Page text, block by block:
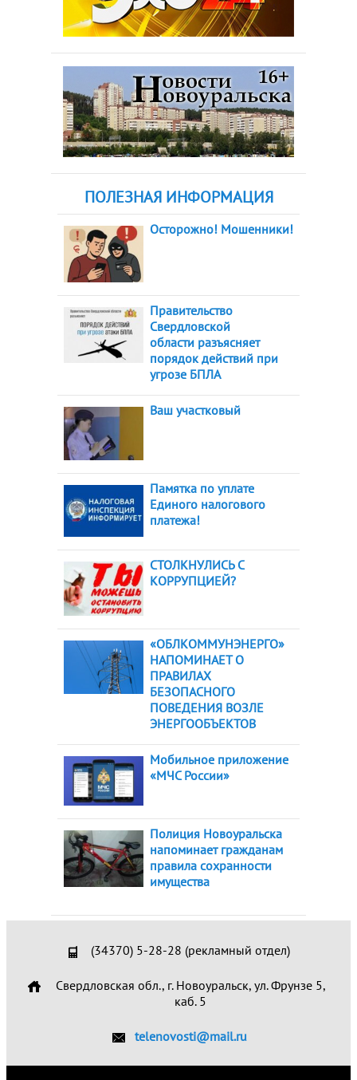
ПОЛЕЗНАЯ ИНФОРМАЦИЯ
Осторожно! Мошенники!
Правительство
Свердловской
области разъясняет
порядок действий при
угрозе БПЛА
Ваш участковый
Памятка по уплате
Единого налогового
платежа!
СТОЛКНУЛИСЬ С
КОРРУПЦИЕЙ?
«ОБЛКОММУНЭНЕРГО»
НАПОМИНАЕТ О
ПРАВИЛАХ
БЕЗОПАСНОГО
ПОВЕДЕНИЯ ВОЗЛЕ
ЭНЕРГООБЪЕКТОВ
Мобильное приложение
«МЧС России»
Полиция Новоуральска
напоминает гражданам
правила сохранности
имущества
(34370) 5-28-28 (рекламный отдел)
Свердловская обл., г. Новоуральск, ул. Фрунзе 5,
каб. 5
telenovosti@mail.ru